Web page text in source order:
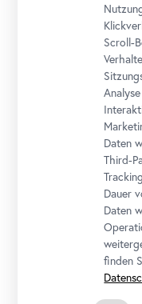
Foto: Lidiia Yudina
Foto: Lidiia Yudina
Scroll-
Daten
Third-
Dauer
Daten
finden